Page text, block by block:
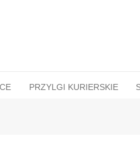
PRZYLGI KURIERSKIE